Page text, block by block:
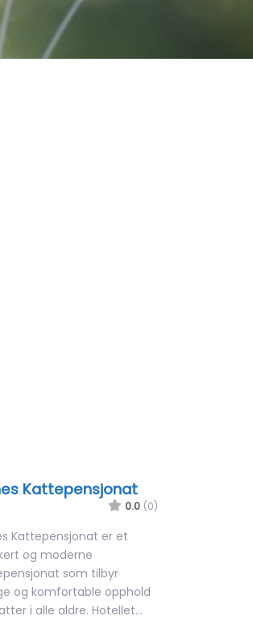
Kattepensjonat
0.0 (0)
Kattepensjonat er et
og moderne
som tilbyr
og komfortable opphold
i alle aldre. Hotellet…